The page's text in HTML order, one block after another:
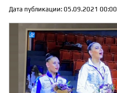
Дата публикации: 05.09.2021 00:00